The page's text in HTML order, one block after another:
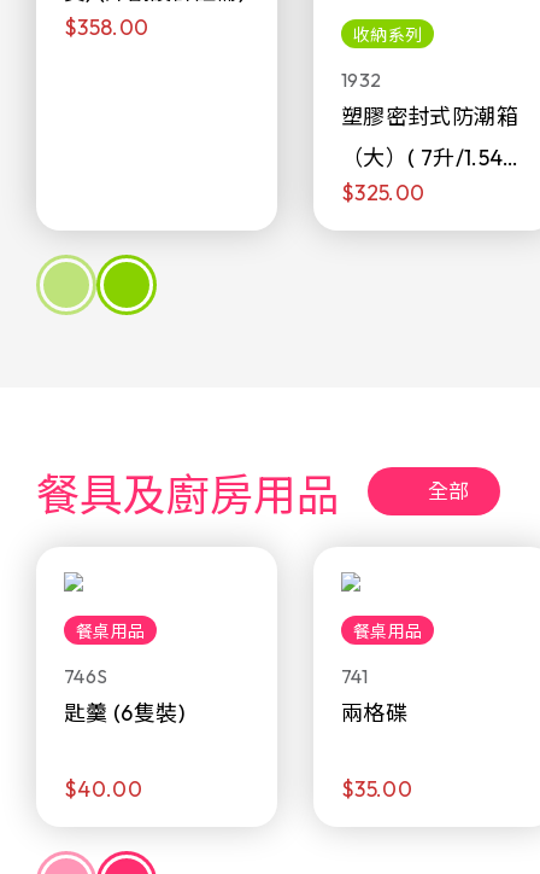
$358.00
收納系列
1932
塑膠密封式防潮箱
（大）( 7升/1.54加
侖)
$325.00
餐具及廚房用品 全部
餐桌用品
746S
匙羹 (6隻裝)
$40.00
餐桌用品
741
兩格碟
$35.00